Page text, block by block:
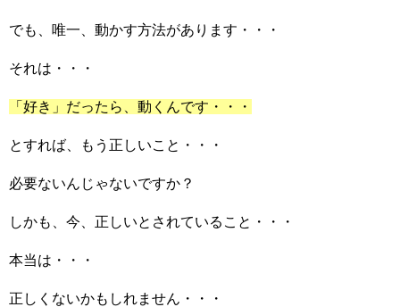
でも、唯一、動かす方法があります・・・
それは・・・
「好き」だったら、動くんです・・・
とすれば、もう正しいこと・・・
必要ないんじゃないですか？
しかも、今、正しいとされていること・・・
本当は・・・
正しくないかもしれません・・・